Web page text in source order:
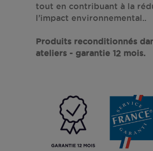
tout en contribuant à la
l’impact environnemental..
Produits reconditionnés
ateliers - garantie 12 mois.